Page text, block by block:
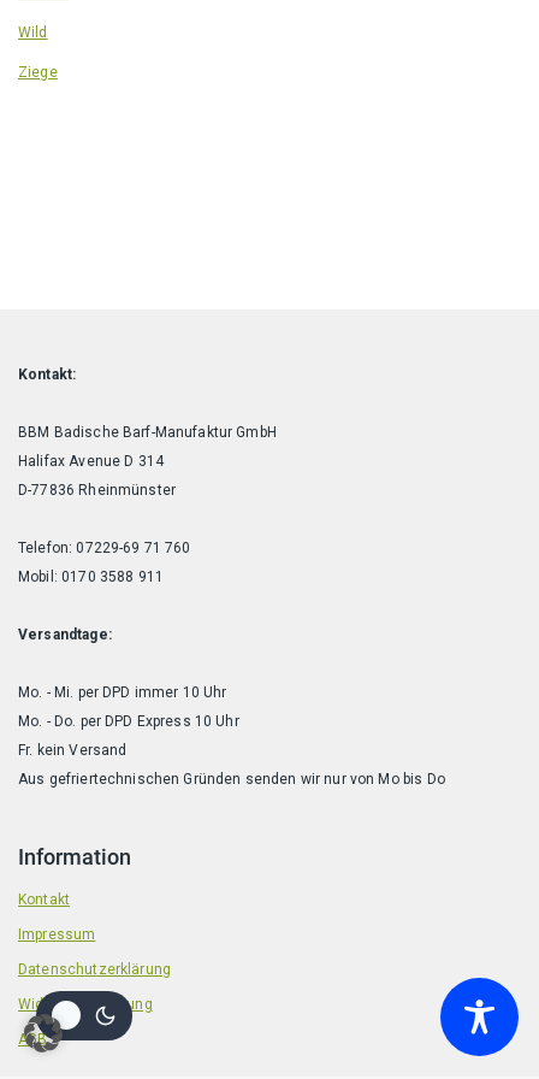
Wild
Ziege
Kontakt:
BBM Badische Barf-Manufaktur GmbH
Halifax Avenue D 314
D-77836 Rheinmünster
Telefon: 07229-69 71 760
Mobil: 0170 3588 911
Versandtage:
Mo. - Mi. per DPD immer 10 Uhr
Mo. - Do. per DPD Express 10 Uhr
Fr. kein Versand
Aus gefriertechnischen Gründen senden wir nur von Mo bis Do
Information
Kontakt
Impressum
Datenschutzerklärung
Widerrufsbelehrung
AGB